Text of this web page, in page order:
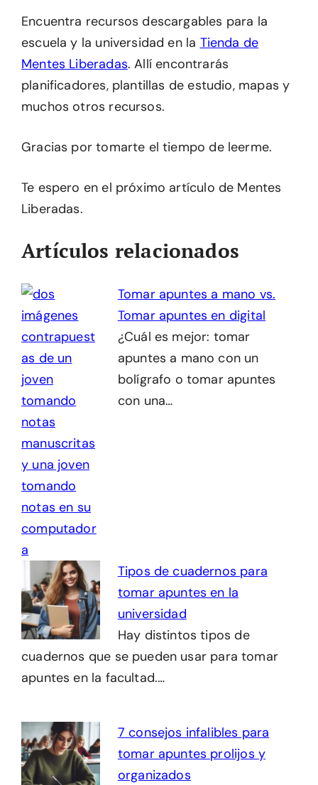
Encuentra recursos descargables para la
escuela y la universidad en la Tienda de
Mentes Liberadas. Allí encontrarás
planificadores, plantillas de estudio, mapas y
muchos otros recursos.
Gracias por tomarte el tiempo de leerme.
Te espero en el próximo artículo de Mentes
Liberadas.
Artículos relacionados
Tomar apuntes a mano vs.
Tomar apuntes en digital
¿Cuál es mejor: tomar
apuntes a mano con un
bolígrafo o tomar apuntes
con una…
Tipos de cuadernos para
tomar apuntes en la
universidad
Hay distintos tipos de
cuadernos que se pueden usar para tomar
apuntes en la facultad.…
7 consejos infalibles para
tomar apuntes prolijos y
organizados